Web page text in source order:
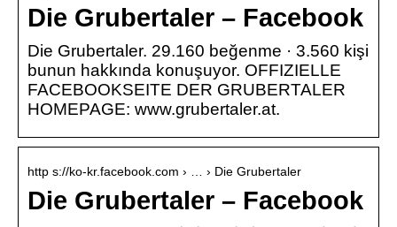
Die Grubertaler – Facebook
Die Grubertaler. 29.160 beğenme · 3.560 kişi
bunun hakkında konuşuyor. OFFIZIELLE
FACEBOOKSEITE DER GRUBERTALER
HOMEPAGE: www.grubertaler.at.
http s://ko-kr.facebook.com › … › Die Grubertaler
Die Grubertaler – Facebook